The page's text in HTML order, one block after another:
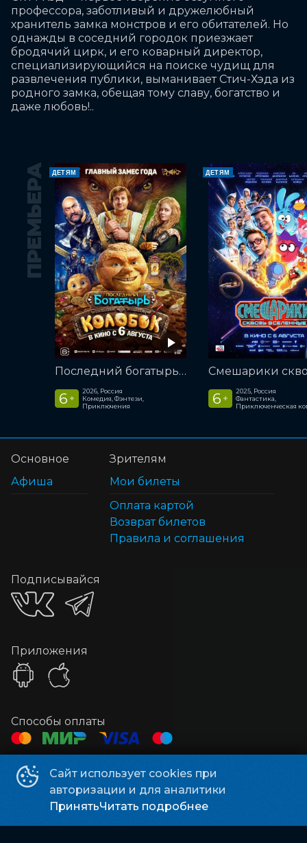
профессора, заботливый и дружелюбный
хранитель замка монстров и его обитателей. Но
однажды в соседний городок приезжает
бродячий цирк, и его коварный директор,
специализирующийся на поиске чудищ для
развлечения публики, выманивает Стич-Хэда из
родного замка, обещая тому славу, богатство и
даже любовь!..
ПРЕМЬЕРА ДЕТЯМ
Последний богатырь. Колобок
6 +
2026, Россия
Комедия, Фэнтези,
Приключения
ДЕТЯМ
6 +
2025, Россия
Фантастика,
Приключенческая
Сайт использует cookies при
авторизации и для аналитики
ПринятьЧитать подробнее
Основное
Афиша
Зрителям
Мои билеты
Оплата картой
Возврат билетов
Правила и соглашения
Подписывайся
Приложения
Способы оплаты
Контакты
Касса
+7 3513 79-04-11
zlatcinema@yandex.ru